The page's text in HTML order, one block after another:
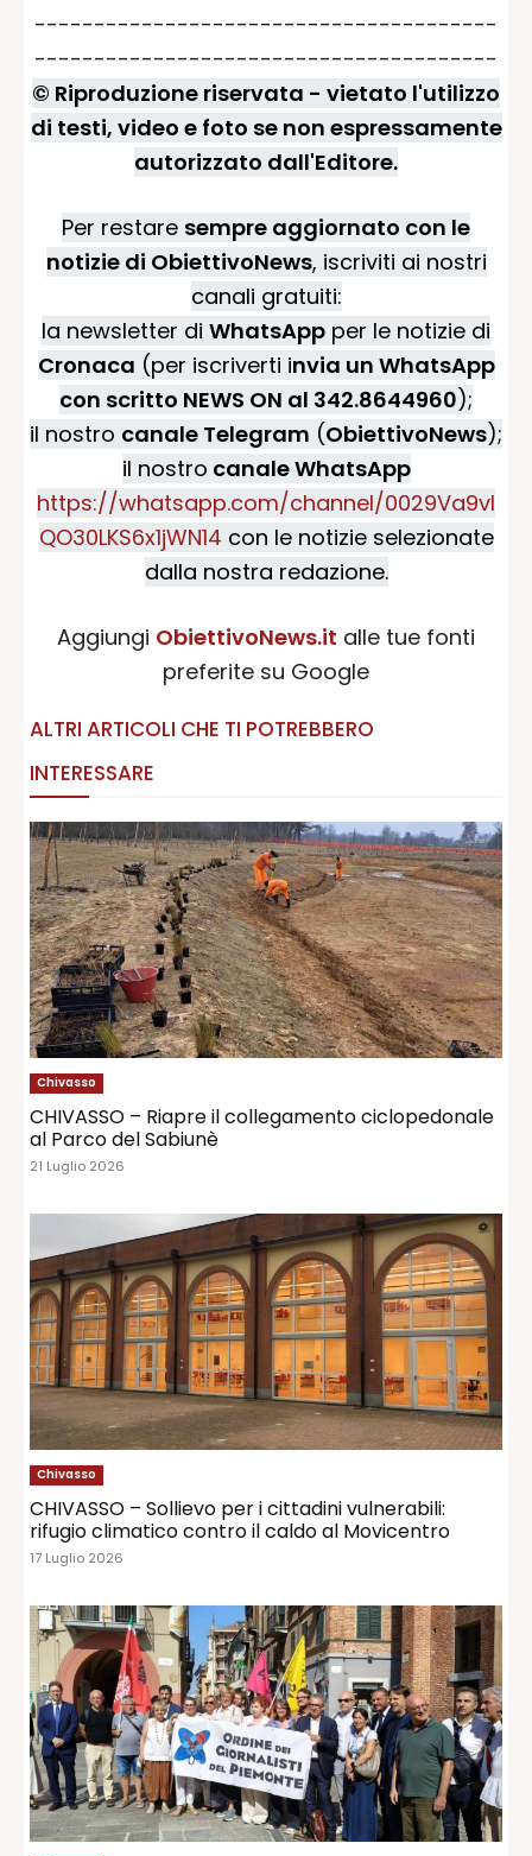
---------------------------------------
---------------------------------------
© Riproduzione riservata - vietato l'utilizzo
di testi, video e foto se non espressamente
autorizzato dall'Editore.
Per restare sempre aggiornato con le
notizie di ObiettivoNews, iscriviti ai nostri
canali gratuiti:
la newsletter di WhatsApp per le notizie di
Cronaca (per iscriverti invia un WhatsApp
con scritto NEWS ON al 342.8644960);
il nostro canale Telegram (ObiettivoNews);
il nostro canale WhatsApp
https://whatsapp.com/channel/0029Va9vI
QO30LKS6x1jWN14 con le notizie selezionate
dalla nostra redazione.
Aggiungi ObiettivoNews.it alle tue fonti
preferite su Google
ALTRI ARTICOLI CHE TI POTREBBERO
INTERESSARE
Chivasso
CHIVASSO – Riapre il collegamento ciclopedonale
al Parco del Sabiunè
21 Luglio 2026
Chivasso
CHIVASSO – Sollievo per i cittadini vulnerabili:
rifugio climatico contro il caldo al Movicentro
17 Luglio 2026